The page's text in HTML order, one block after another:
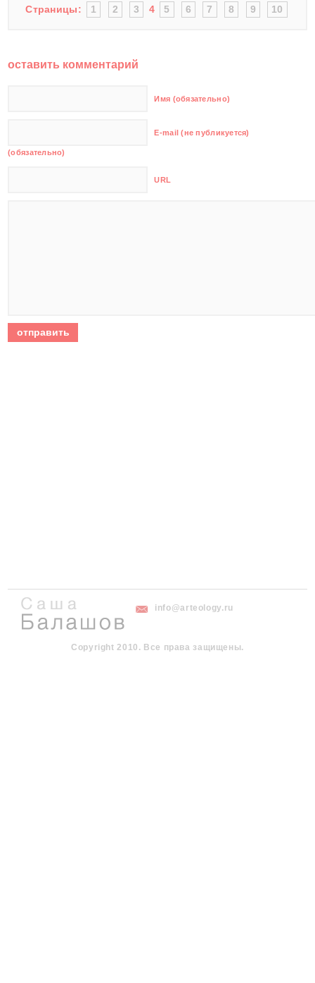
Страницы: 1 2 3 4 5 6 7 8 9 10
оставить комментарий
Имя (обязательно)
E-mail (не публикуется)
(обязательно)
URL
info@arteology.ru
Copyright 2010. Все права защищены.